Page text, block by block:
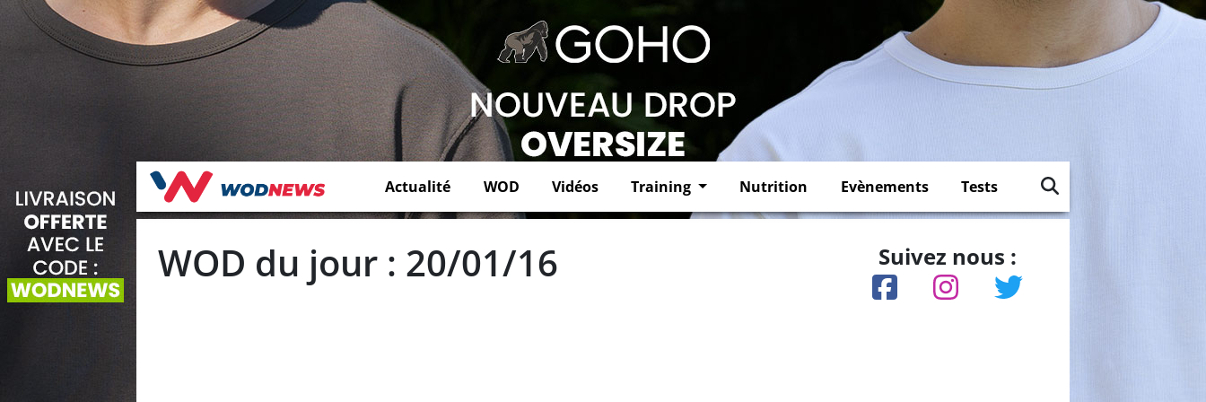
Actualité WOD Vidéos Training Nutrition Evènements Tests
WOD du jour : 20/01/16 Suivez nous :